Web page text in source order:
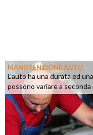
MANUTENZIONE AUTO
L'auto ha una durata ed
possono variare a